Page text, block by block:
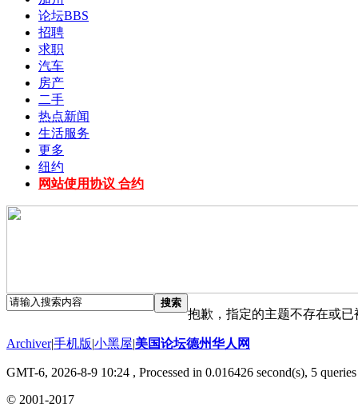
论坛BBS
招聘
求职
汽车
房产
二手
热点新闻
生活服务
更多
纽约
网站使用协议 合约
搜索
抱歉，指定的主题不存在或
Archiver|手机版|小黑屋|美国论坛德州华人网
GMT-6, 2026-8-9 10:24 , Processed in 0.016426 second(s), 5
© 2001-2017